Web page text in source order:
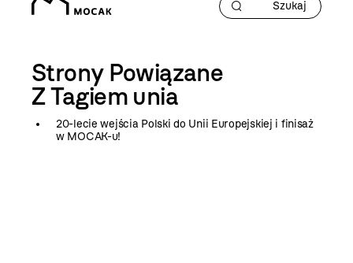
Strony Powiązane
Z Tagiem unia
20-lecie wejścia Polski do Unii Europejskiej i finisaż
w MOCAK-u!